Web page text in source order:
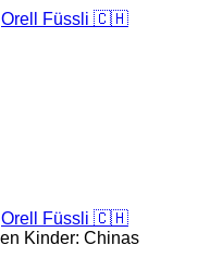
Orell Füssli 🇨🇭
Orell Füssli 🇨🇭